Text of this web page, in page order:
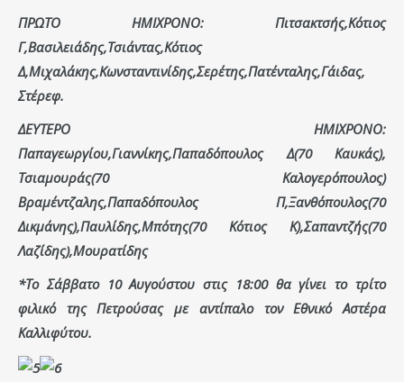
ΠΡΩΤΟ ΗΜΙΧΡΟΝΟ: Πιτσακτσής,Κότιος
Γ,Βασιλειάδης,Τσιάντας,Κότιος
Δ,Μιχαλάκης,Κωνσταντινίδης,Σερέτης,Πατένταλης,Γάιδας,
Στέρεφ.
ΔΕΥΤΕΡΟ ΗΜΙΧΡΟΝΟ:
Παπαγεωργίου,Γιαννίκης,Παπαδόπουλος Δ(70 Καυκάς),
Τσιαμουράς(70 Καλογερόπουλος)
Βραμέντζαλης,Παπαδόπουλος Π,Ξανθόπουλος(70
Δικμάνης),Παυλίδης,Μπότης(70 Κότιος Κ),Σαπαντζής(70
Λαζίδης),Μουρατίδης
*Το Σάββατο 10 Αυγούστου στις 18:00 θα γίνει το τρίτο
φιλικό της Πετρούσας με αντίπαλο τον Εθνικό Αστέρα
Καλλιφύτου.